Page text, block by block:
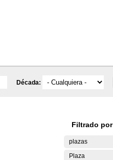
Década:
Filtrado por
plazas
Plaza